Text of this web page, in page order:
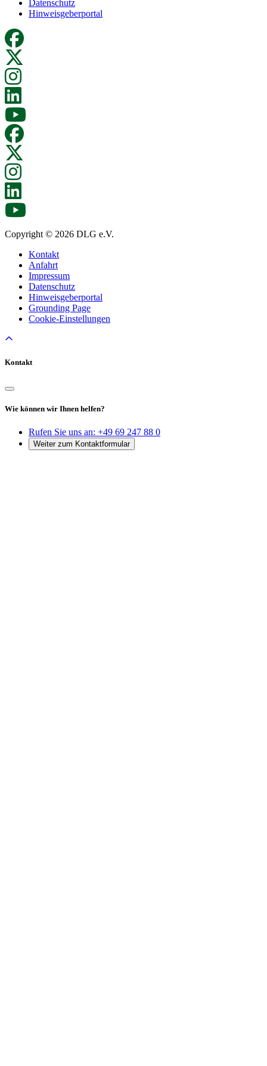
Datenschutz
Hinweisgeberportal
Copyright © 2026 DLG e.V.
Kontakt
Anfahrt
Impressum
Datenschutz
Hinweisgeberportal
Grounding Page
Cookie-Einstellungen
Kontakt
Wie können wir Ihnen helfen?
Rufen Sie uns an: +49 69 247 88 0